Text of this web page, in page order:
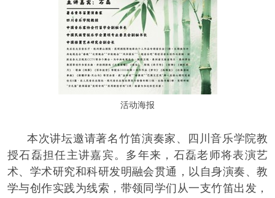
活动海报
本次讲坛邀请著名竹笛演奏家、四川音乐学院教
授石磊担任主讲嘉宾。多年来，石磊老师将表演艺
术、学术研究和科研发明融会贯通，以自身演奏、教
学与创作实践为线索，带领同学们从一支竹笛出发，